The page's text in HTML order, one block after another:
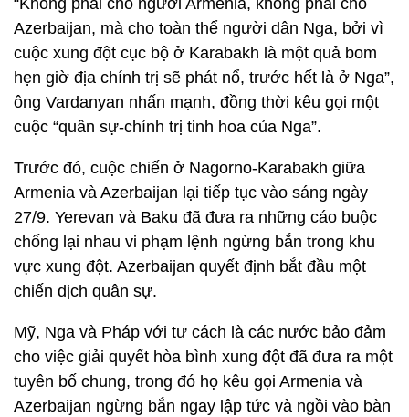
“Không phải cho người Armenia, không phải cho
Azerbaijan, mà cho toàn thể người dân Nga, bởi vì
cuộc xung đột cục bộ ở Karabakh là một quả bom
hẹn giờ địa chính trị sẽ phát nổ, trước hết là ở Nga”,
ông Vardanyan nhấn mạnh, đồng thời kêu gọi một
cuộc “quân sự-chính trị tinh hoa của Nga”.
Trước đó, cuộc chiến ở Nagorno-Karabakh giữa
Armenia và Azerbaijan lại tiếp tục vào sáng ngày
27/9. Yerevan và Baku đã đưa ra những cáo buộc
chống lại nhau vi phạm lệnh ngừng bắn trong khu
vực xung đột. Azerbaijan quyết định bắt đầu một
chiến dịch quân sự.
Mỹ, Nga và Pháp với tư cách là các nước bảo đảm
cho việc giải quyết hòa bình xung đột đã đưa ra một
tuyên bố chung, trong đó họ kêu gọi Armenia và
Azerbaijan ngừng bắn ngay lập tức và ngồi vào bàn